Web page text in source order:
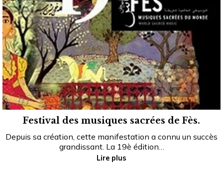
Festival des musiques sacrées de Fès.
Depuis sa création, cette manifestation a connu un succès
grandissant. La 19è édition…
Lire plus